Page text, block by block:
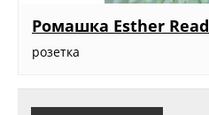
Ромашка Esther Read
розетка